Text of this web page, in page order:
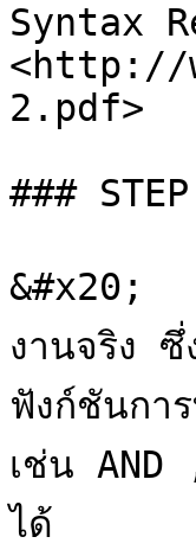
Syntax
<http://
2.pdf>
###
&#x20;
งานจริง ซึ่
ฟังก์ชันกา
เช่น
ได้